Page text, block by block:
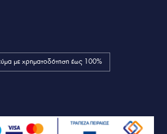
με χρηματοδότηση έως 100%